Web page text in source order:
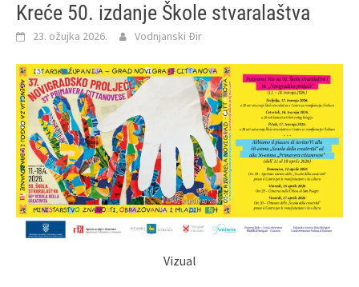
Kreće 50. izdanje Škole stvaralaštva
23. ožujka 2026. Vodnjanski Đir
Vizual